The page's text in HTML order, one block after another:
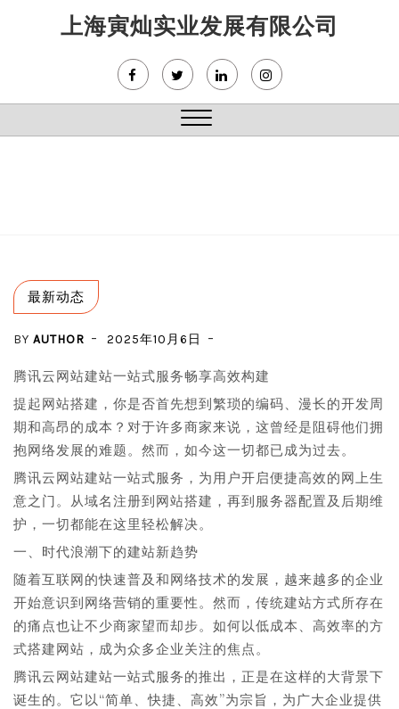
上海寅灿实业发展有限公司
Close
最新动态
BY AUTHOR 2025年10月6日
腾讯云网站建站一站式服务畅享高效构建
提起网站搭建，你是否首先想到繁琐的编码、漫长的开发周
期和高昂的成本？对于许多商家来说，这曾经是阻碍他们拥
抱网络发展的难题。然而，如今这一切都已成为过去。
腾讯云网站建站一站式服务，为用户开启便捷高效的网上生
意之门。从域名注册到网站搭建，再到服务器配置及后期维
护，一切都能在这里轻松解决。
一、时代浪潮下的建站新趋势
随着互联网的快速普及和网络技术的发展，越来越多的企业
开始意识到网络营销的重要性。然而，传统建站方式所存在
的痛点也让不少商家望而却步。如何以低成本、高效率的方
式搭建网站，成为众多企业关注的焦点。
腾讯云网站建站一站式服务的推出，正是在这样的大背景下
诞生的。它以“简单、快捷、高效”为宗旨，为广大企业提供